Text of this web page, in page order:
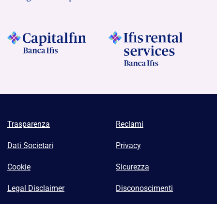
Trasparenza Reclami
Dati Societari Privacy
Cookie Sicurezza
Legal Disclaimer Disconoscimenti